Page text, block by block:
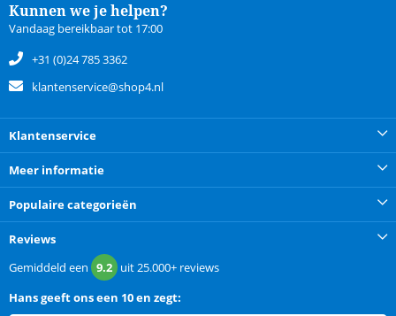
Kunnen we je helpen?
Vandaag bereikbaar tot 17:00
+31 (0)24 785 3362
klantenservice@shop4.nl
Klantenservice
Meer informatie
Populaire categorieën
Reviews
Gemiddeld een 9.2 uit25.000+ reviews
Hansgeeft ons een 10 en zegt: